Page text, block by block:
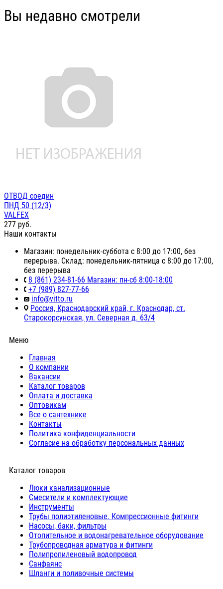
Вы недавно смотрели
ОТВОД соедин
ПНД 50 (12/3)
VALFEX
277 руб.
Наши контакты
Магазин: понедельник-суббота с 8:00 до 17:00, без
перерыва. Склад: понедельник-пятница с 8:00 до 17:00,
без перерыва
8 (861) 234-81-66 Магазин: пн-сб 8:00-18:00
+7 (989) 827-77-66
info@vitto.ru
Россия, Краснодарский край, г. Краснодар, ст.
Старокорсунская, ул. Северная д. 63/4
Меню
Главная
О компании
Вакансии
Каталог товаров
Оплата и доставка
Оптовикам
Все о сантехнике
Контакты
Политика конфиденциальности
Согласие на обработку персональных данных
Каталог товаров
Люки канализационные
Cмесители и комплектующие
Инструменты
Трубы полиэтиленовые. Компрессионные фитинги
Насосы, баки, фильтры
Отопительное и водонагревательное оборудование
Трубопроводная арматура и фитинги
Полипропиленовый водопровод
Санфаянс
Шланги и поливочные системы